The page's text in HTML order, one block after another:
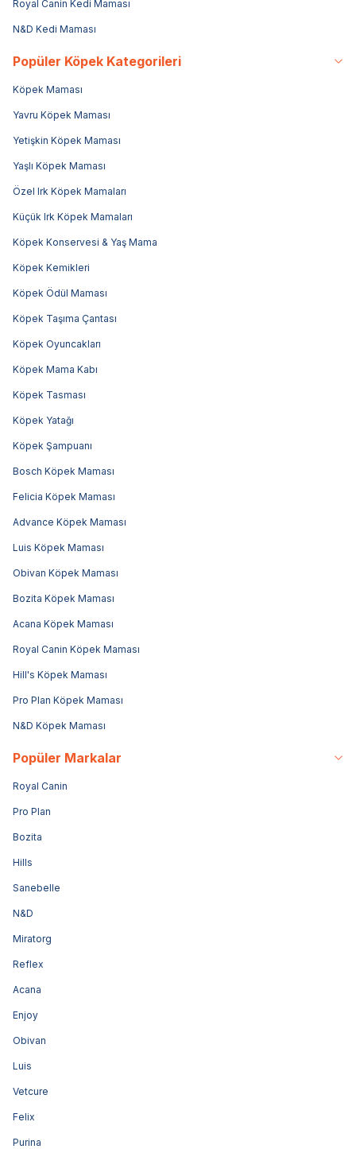
Royal Canin Kedi Maması
N&D Kedi Maması
Popüler Köpek Kategorileri
Köpek Maması
Yavru Köpek Maması
Yetişkin Köpek Maması
Yaşlı Köpek Maması
Özel Irk Köpek Mamaları
Küçük Irk Köpek Mamaları
Köpek Konservesi & Yaş Mama
Köpek Kemikleri
Köpek Ödül Maması
Köpek Taşıma Çantası
Köpek Oyuncakları
Köpek Mama Kabı
Köpek Tasması
Köpek Yatağı
Köpek Şampuanı
Bosch Köpek Maması
Felicia Köpek Maması
Advance Köpek Maması
Luis Köpek Maması
Obivan Köpek Maması
Bozita Köpek Maması
Acana Köpek Maması
Royal Canin Köpek Maması
Hill's Köpek Maması
Pro Plan Köpek Maması
N&D Köpek Maması
Popüler Markalar
Royal Canin
Pro Plan
Bozita
Hills
Sanebelle
N&D
Miratorg
Reflex
Acana
Enjoy
Obivan
Luis
Vetcure
Felix
Purina